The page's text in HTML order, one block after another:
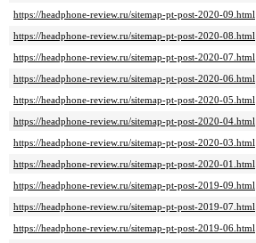
https://headphone-review.ru/sitemap-pt-post-2020-09.html
https://headphone-review.ru/sitemap-pt-post-2020-08.html
https://headphone-review.ru/sitemap-pt-post-2020-07.html
https://headphone-review.ru/sitemap-pt-post-2020-06.html
https://headphone-review.ru/sitemap-pt-post-2020-05.html
https://headphone-review.ru/sitemap-pt-post-2020-04.html
https://headphone-review.ru/sitemap-pt-post-2020-03.html
https://headphone-review.ru/sitemap-pt-post-2020-01.html
https://headphone-review.ru/sitemap-pt-post-2019-09.html
https://headphone-review.ru/sitemap-pt-post-2019-07.html
https://headphone-review.ru/sitemap-pt-post-2019-06.html